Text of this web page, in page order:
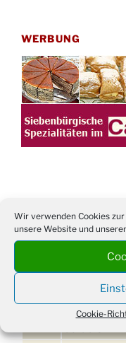
Wir verwenden Cookies
unsere Website und
Cookie-
WERBUNG
21. bis
Kinder ab
Damen
Tennisplatz